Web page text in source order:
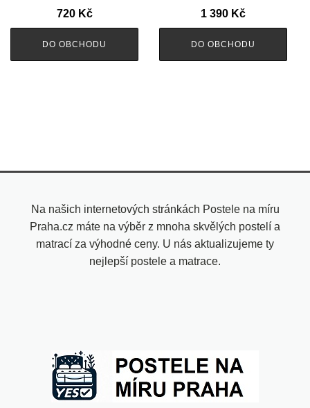
720 Kč
DO OBCHODU
1 390 Kč
DO OBCHODU
Na našich internetových stránkách Postele na míru
Praha.cz máte na výběr z mnoha skvělých postelí a
matrací za výhodné ceny. U nás aktualizujeme ty
nejlepší postele a matrace.